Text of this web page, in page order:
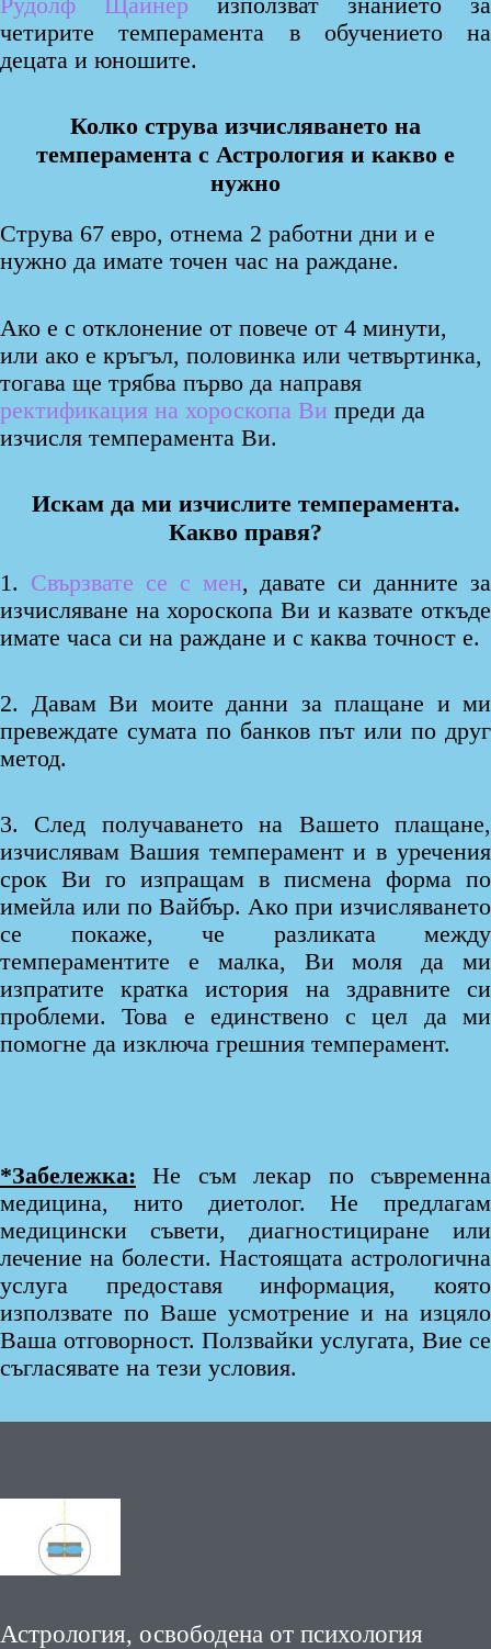
четирите темперамента в обучението на
децата и юношите.
Колко струва изчисляването на
темперамента с Астрология и какво е
нужно
Струва 67 евро, отнема 2 работни дни и е
нужно да имате точен час на раждане.
Ако е с отклонение от повече от 4 минути,
или ако е кръгъл, половинка или четвъртинка,
тогава ще трябва първо да направя
ректификация на хороскопа Ви преди да
изчисля темперамента Ви.
Искам да ми изчислите темперамента.
Какво правя?
1. Свързвате се с мен, давате си данните за
изчисляване на хороскопа Ви и казвате откъде
имате часа си на раждане и с каква точност е.
2. Давам Ви моите данни за плащане и ми
превеждате сумата по банков път или по друг
метод.
3. След получаването на Вашето плащане,
изчислявам Вашия темперамент и в уречения
срок Ви го изпращам в писмена форма по
имейла или по Вайбър. Ако при изчисляването
се покаже, че разликата между
темпераментите е малка, Ви моля да ми
изпратите кратка история на здравните си
проблеми. Това е единствено с цел да ми
помогне да изключа грешния темперамент.
*Забележка:
Не съм лекар по съвременна
медицина, нито диетолог. Не предлагам
медицински съвети, диагностициране или
лечение на болести. Настоящата астрологична
услуга предоставя информация, която
използвате по Ваше усмотрение и на изцяло
Ваша отговорност. Ползвайки услугата, Вие се
съгласявате на тези условия.
Астрология, освободена от психология